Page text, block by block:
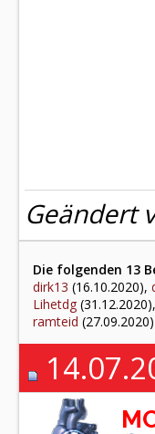
Geändert
Die folgenden 13
dirk13 (16.10.2020),
Lihetdg (31.12.2020),
ramteid (27.09.2020)